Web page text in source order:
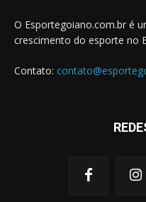
O Esportegoiano.com.br é
crescimento do esporte no
Contato: